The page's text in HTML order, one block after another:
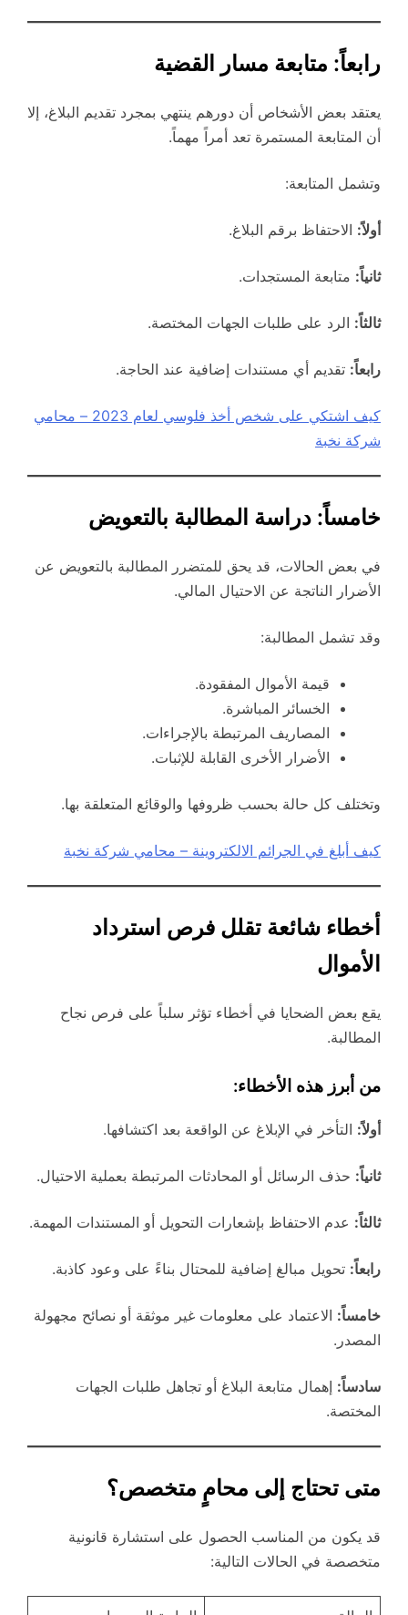
رابعاً: متابعة مسار القضية
يعتقد بعض الأشخاص أن دورهم ينتهي بمجرد تقديم البلاغ، إلا
أن المتابعة المستمرة تعد أمراً مهماً.
وتشمل المتابعة:
أولاً: الاحتفاظ برقم البلاغ.
ثانياً: متابعة المستجدات.
ثالثاً: الرد على طلبات الجهات المختصة.
رابعاً: تقديم أي مستندات إضافية عند الحاجة.
كيف اشتكي على شخص أخذ فلوسي لعام 2023 – محامي
شركة نخبة
خامساً: دراسة المطالبة بالتعويض
في بعض الحالات، قد يحق للمتضرر المطالبة بالتعويض عن
الأضرار الناتجة عن الاحتيال المالي.
وقد تشمل المطالبة:
قيمة الأموال المفقودة.
الخسائر المباشرة.
المصاريف المرتبطة بالإجراءات.
الأضرار الأخرى القابلة للإثبات.
وتختلف كل حالة بحسب ظروفها والوقائع المتعلقة بها.
كيف أبلغ في الجرائم الالكتروينة – محامي شركة نخبة
أخطاء شائعة تقلل فرص استرداد
الأموال
يقع بعض الضحايا في أخطاء تؤثر سلباً على فرص نجاح
المطالبة.
من أبرز هذه الأخطاء:
أولاً: التأخر في الإبلاغ عن الواقعة بعد اكتشافها.
ثانياً: حذف الرسائل أو المحادثات المرتبطة بعملية الاحتيال.
ثالثاً: عدم الاحتفاظ بإشعارات التحويل أو المستندات المهمة.
رابعاً: تحويل مبالغ إضافية للمحتال بناءً على وعود كاذبة.
خامساً: الاعتماد على معلومات غير موثقة أو نصائح مجهولة
المصدر.
سادساً: إهمال متابعة البلاغ أو تجاهل طلبات الجهات
المختصة.
متى تحتاج إلى محامٍ متخصص؟
قد يكون من المناسب الحصول على استشارة قانونية
متخصصة في الحالات التالية: